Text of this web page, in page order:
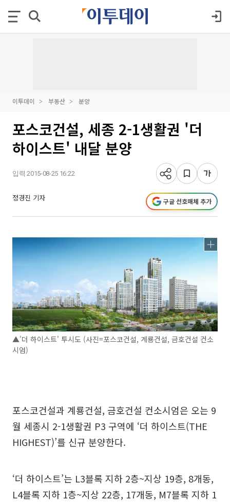
이투데이 부동산 분양
포스코건설, 세종 2-1생활권 '더
하이스트' 내달 분양
입력 2015-08-25 16:22
정경진 기자 구글 선호매체 추가
▲'더 하이스트' 투시도 (사진=포스코건설, 계룡건설, 금호건설 컨소
시엄)
포스코건설과 계룡건설, 금호건설 컨소시엄은 오는 9
월 세종시 2-1생활권 P3 구역에 ‘더 하이스트(THE
HIGHEST)’를 신규 분양한다.
‘더 하이스트’는 L3블록 지하 2층~지상 19층, 8개동,
L4블록 지하 1층~지상 22층, 17개동, M7블록 지하 1